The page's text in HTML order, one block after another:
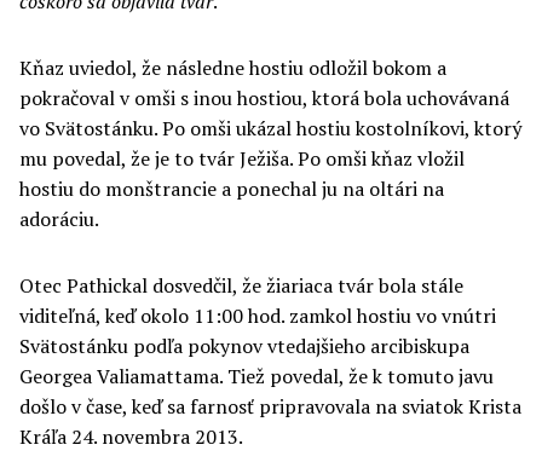
Kňaz uviedol, že následne hostiu odložil bokom a
pokračoval v omši s inou hostiou, ktorá bola uchovávaná
vo Svätostánku. Po omši ukázal hostiu kostolníkovi, ktorý
mu povedal, že je to tvár Ježiša. Po omši kňaz vložil
hostiu do monštrancie a ponechal ju na oltári na
adoráciu.
Otec Pathickal dosvedčil, že žiariaca tvár bola stále
viditeľná, keď okolo 11:00 hod. zamkol hostiu vo vnútri
Svätostánku podľa pokynov vtedajšieho arcibiskupa
Georgea Valiamattama. Tiež povedal, že k tomuto javu
došlo v čase, keď sa farnosť pripravovala na sviatok Krista
Kráľa 24. novembra 2013.